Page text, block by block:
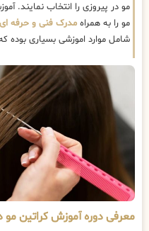
مو در پیروزی را انتخاب نمایند.
مو را به همراه مدرک فنی و حرفه ای
شامل موارد اموزشی بسیاری بوده
معرفی دوره آموزش کراتین مو